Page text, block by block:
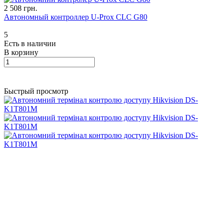
2 508 грн.
Автономный контроллер U-Prox CLC G80
5
Есть в наличии
В корзину
Быстрый просмотр